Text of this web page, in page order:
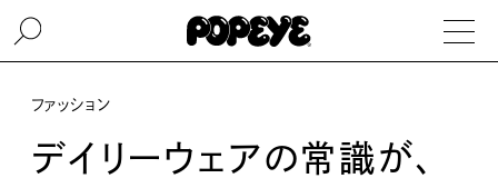
ファッション
デイリーウェアの常識が、